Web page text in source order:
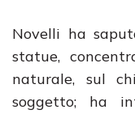
Novelli ha
statue,
naturale, sul
soggetto; ha